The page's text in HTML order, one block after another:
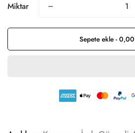
Miktar
Sepete ekle -